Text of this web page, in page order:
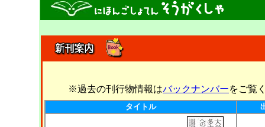
※過去の刊行物情報はバックナンバーをご覧
タイトル